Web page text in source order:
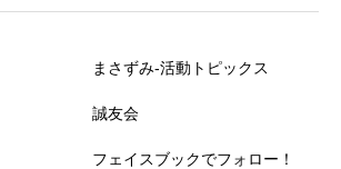
まさずみ-活動トピックス
誠友会
フェイスブックでフォロー！